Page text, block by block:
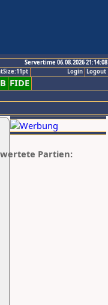
Servertime 06.08.2026 21:14:08
Logout
Login
FIDE
Partien: